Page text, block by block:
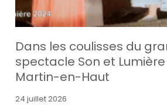
Dans les coulisses du
spectacle Son et
Martin-en-Haut
24 juillet 2026